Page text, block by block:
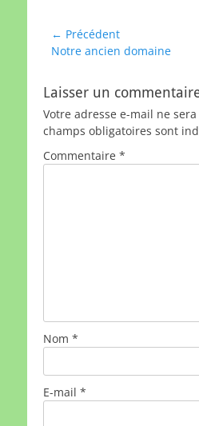
Navigation
de
← Précédent
Article
Notre ancien domaine
Laisser un
Votre adresse e-mail ne
champs obligatoires sont
Commentaire *
Nom *
E-mail *